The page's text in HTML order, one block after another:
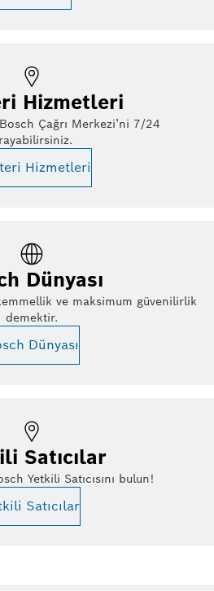
Hizmetleri
Çağrı Merkezi’ni 7/24
Hizmetleri
Dünyası
ve maksimum güvenilirlik
demektir.
Dünyası
Satıcılar
Yetkili Satıcısını bulun!
Satıcılar